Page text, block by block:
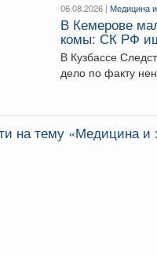
06.08.2026 | Медицина
В Кемерове
комы: СК РФ
детстве
В Кузбассе
дело по факту
на тему «Медицина и